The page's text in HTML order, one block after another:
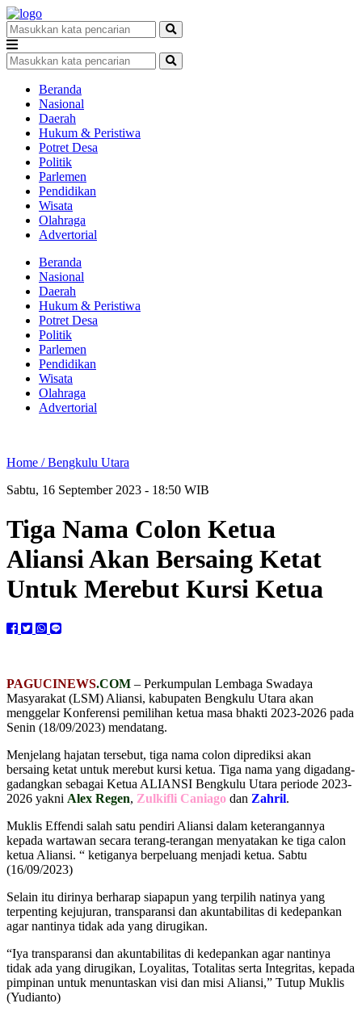
Beranda
Nasional
Daerah
Hukum & Peristiwa
Potret Desa
Politik
Parlemen
Pendidikan
Wisata
Olahraga
Advertorial
Beranda
Nasional
Daerah
Hukum & Peristiwa
Potret Desa
Politik
Parlemen
Pendidikan
Wisata
Olahraga
Advertorial
Home /Bengkulu Utara
Sabtu, 16 September 2023 - 18:50 WIB
Tiga Nama Colon Ketua
Aliansi Akan Bersaing Ketat
Untuk Merebut Kursi Ketua
PAGUCINEWS.COM – Perkumpulan Lembaga Swadaya
Masyarakat (LSM) Aliansi, kabupaten Bengkulu Utara akan
menggelar Konferensi pemilihan ketua masa bhakti 2023-2026 pada
Senin (18/09/2023) mendatang.
Menjelang hajatan tersebut, tiga nama colon diprediksi akan
bersaing ketat untuk merebut kursi ketua. Tiga nama yang digadang-
gadangkan sebagai Ketua ALIANSI Bengkulu Utara periode 2023-
2026 yakni Alex Regen, Zulkifli Caniago dan Zahril.
Muklis Effendi salah satu pendiri Aliansi dalam keterangannya
kepada wartawan secara terang-terangan menyatakan ke tiga calon
ketua Aliansi. “ ketiganya berpeluang menjadi ketua. Sabtu
(16/09/2023)
Selain itu dirinya berharap siapapun yang terpilih natinya yang
terpenting kejujuran, transparansi dan akuntabilitas di kedepankan
agar nantinya tidak ada yang dirugikan.
“Iya transparansi dan akuntabilitas di kedepankan agar nantinya
tidak ada yang dirugikan, Loyalitas, Totalitas serta Integritas, kepada
pimpinan untuk menuntaskan visi dan misi Aliansi,” Tutup Muklis
(Yudianto)